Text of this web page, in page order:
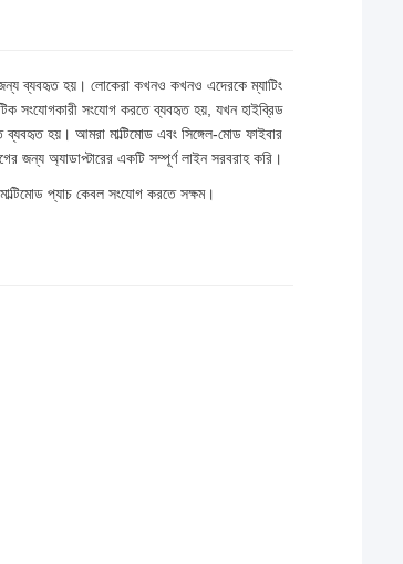
ব্যবহৃত হয়। লোকেরা কখনও কখনও এদেরকে ম্যাটিং
সংযোগকারী সংযোগ করতে ব্যবহৃত হয়, যখন হাইব্রিড
হয়। আমরা মাল্টিমোড এবং সিঙ্গেল-মোড ফাইবার
অ্যাডাপ্টারের একটি সম্পূর্ণ লাইন সরবরাহ করি।
প্যাচ কেবল সংযোগ করতে সক্ষম।